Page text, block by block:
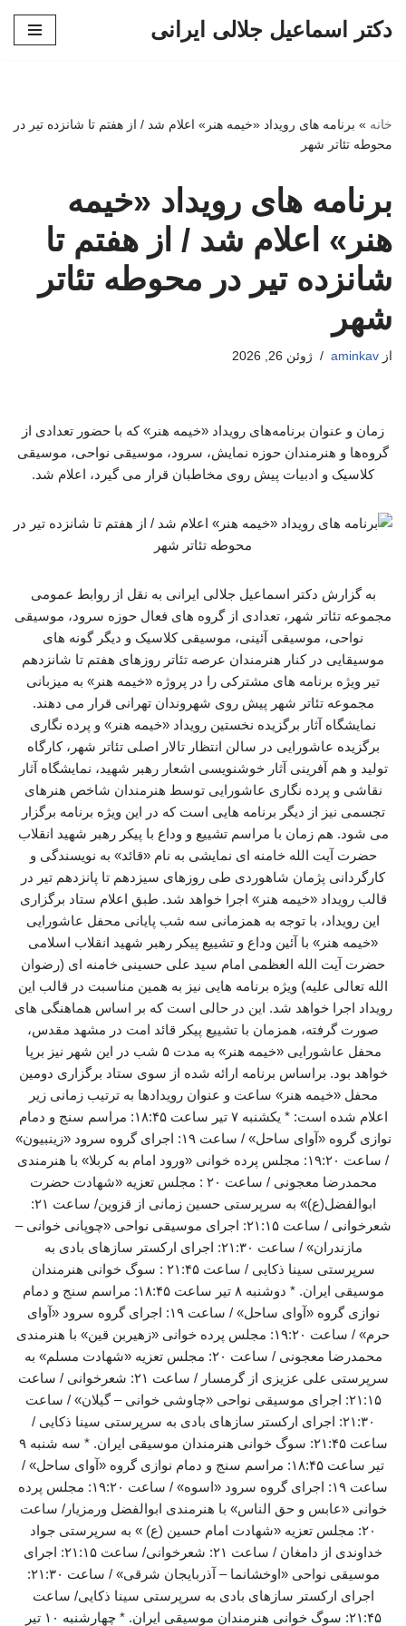
دکتر اسماعیل جلالی ایرانی
خانه » برنامه های رویداد «خیمه هنر» اعلام شد / از هفتم تا شانزده تیر در
محوطه تئاتر شهر
برنامه های رویداد «خیمه
هنر» اعلام شد / از هفتم تا
شانزده تیر در محوطه تئاتر
شهر
از aminkav ژوئن 26, 2026
زمان و عنوان برنامه‌های رویداد «خیمه هنر» که با حضور تعدادی از
گروه‌ها و هنرمندان حوزه نمایش، سرود، موسیقی نواحی، موسیقی
کلاسیک و ادبیات پیش روی مخاطبان قرار می گیرد، اعلام شد.
به گزارش دکتر اسماعیل جلالی ایرانی به نقل از روابط عمومی
مجموعه تئاتر شهر، تعدادی از گروه های فعال حوزه سرود، موسیقی
نواحی، موسیقی آئینی، موسیقی کلاسیک و دیگر گونه های
موسیقایی در کنار هنرمندان عرصه تئاتر روزهای هفتم تا شانزدهم
تیر ویژه برنامه های مشترکی را در پروژه «خیمه هنر» به میزبانی
مجموعه تئاتر شهر پیش روی شهروندان تهرانی قرار می دهند.
نمایشگاه آثار برگزیده نخستین رویداد «خیمه هنر» و پرده نگاری
برگزیده عاشورایی در سالن انتظار تالار اصلی تئاتر شهر، کارگاه
تولید و هم آفرینی آثار خوشنویسی اشعار رهبر شهید، نمایشگاه آثار
نقاشی و پرده نگاری عاشورایی توسط هنرمندان شاخص هنرهای
تجسمی نیز از دیگر برنامه هایی است که در این ویژه برنامه برگزار
می شود. هم زمان با مراسم تشییع و وداع با پیکر رهبر شهید انقلاب
حضرت آیت الله خامنه ای نمایشی به نام «قائد» به نویسندگی و
کارگردانی پژمان شاهوردی طی روزهای سیزدهم تا پانزدهم تیر در
قالب رویداد «خیمه هنر» اجرا خواهد شد. طبق اعلام ستاد برگزاری
این رویداد، با توجه به همزمانی سه شب پایانی محفل عاشورایی
«خیمه هنر» با آئین وداع و تشییع پیکر رهبر شهید انقلاب اسلامی
حضرت آیت الله العظمی امام سید علی حسینی خامنه ای (رضوان
الله تعالی علیه) ویژه برنامه هایی نیز به همین مناسبت در قالب این
رویداد اجرا خواهد شد. این در حالی است که بر اساس هماهنگی های
صورت گرفته، همزمان با تشییع پیکر قائد امت در مشهد مقدس،
محفل عاشورایی «خیمه هنر» به مدت ۵ شب در این شهر نیز برپا
خواهد بود. براساس برنامه ارائه شده از سوی ستاد برگزاری دومین
محفل «خیمه هنر» ساعت و عنوان رویدادها به ترتیب زمانی زیر
اعلام شده است: * یکشنبه ۷ تیر ساعت ۱۸:۴۵: مراسم سنج و دمام
نوازی گروه «آوای ساحل» / ساعت ۱۹: اجرای گروه سرود «زینبیون»
/ ساعت ۱۹:۲۰: مجلس پرده خوانی «ورود امام به کربلا» با هنرمندی
محمدرضا معجونی / ساعت ۲۰ : مجلس تعزیه «شهادت حضرت
ابوالفضل(ع)» به سرپرستی حسین زمانی از قزوین/ ساعت ۲۱:
شعرخوانی / ساعت ۲۱:۱۵: اجرای موسیقی نواحی «چوپانی خوانی –
مازندران» / ساعت ۲۱:۳۰: اجرای ارکستر سازهای بادی به
سرپرستی سینا ذکایی / ساعت ۲۱:۴۵ : سوگ خوانی هنرمندان
موسیقی ایران. * دوشنبه ۸ تیر ساعت ۱۸:۴۵: مراسم سنج و دمام
نوازی گروه «آوای ساحل» / ساعت ۱۹: اجرای گروه سرود «آوای
حرم» / ساعت ۱۹:۲۰: مجلس پرده خوانی «زهیربن قین» با هنرمندی
محمدرضا معجونی / ساعت ۲۰: مجلس تعزیه «شهادت مسلم» به
سرپرستی علی عزیزی از گرمسار / ساعت ۲۱: شعرخوانی / ساعت
۲۱:۱۵: اجرای موسیقی نواحی «چاوشی خوانی – گیلان» / ساعت
۲۱:۳۰: اجرای ارکستر سازهای بادی به سرپرستی سینا ذکایی /
ساعت ۲۱:۴۵: سوگ خوانی هنرمندان موسیقی ایران. * سه شنبه ۹
تیر ساعت ۱۸:۴۵: مراسم سنج و دمام نوازی گروه «آوای ساحل» /
ساعت ۱۹: اجرای گروه سرود «اسوه» / ساعت ۱۹:۲۰: مجلس پرده
خوانی «عابس و حق الناس» با هنرمندی ابوالفضل ورمزیار/ ساعت
۲۰: مجلس تعزیه «شهادت امام حسین (ع) » به سرپرستی جواد
خداوندی از دامغان / ساعت ۲۱: شعرخوانی/ ساعت ۲۱:۱۵: اجرای
موسیقی نواحی «اوخشانما – آذربایجان شرقی» / ساعت ۲۱:۳۰:
اجرای ارکستر سازهای بادی به سرپرستی سینا ذکایی/ ساعت
۲۱:۴۵: سوگ خوانی هنرمندان موسیقی ایران. * چهارشنبه ۱۰ تیر